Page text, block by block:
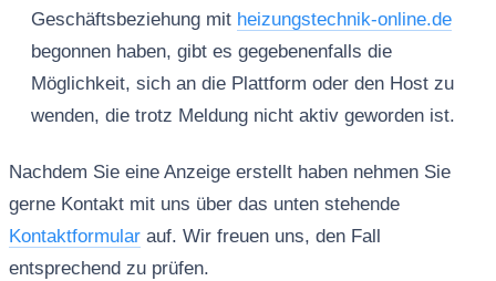
Geschäftsbeziehung mit heizungstechnik-online.de
begonnen haben, gibt es gegebenenfalls die
Möglichkeit, sich an die Plattform oder den Host zu
wenden, die trotz Meldung nicht aktiv geworden ist.
Nachdem Sie eine Anzeige erstellt haben nehmen Sie
gerne Kontakt mit uns über das unten stehende
Kontaktformularauf. Wir freuen uns, den Fall
entsprechend zu prüfen.